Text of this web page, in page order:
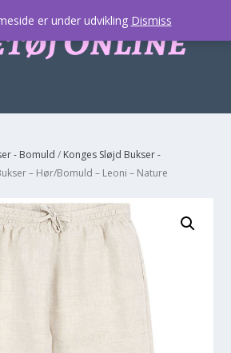
- Bomuld / Konges Sløjd Bukser -
– Hør/Bomuld – Leoni – Nature
er under udvikling Dismiss